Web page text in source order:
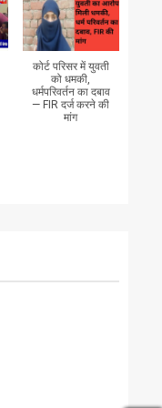
कोर्ट परिसर में युवती
को धमकी,
धर्मपरिवर्तन का दबाव
— FIR दर्ज करने की
मांग